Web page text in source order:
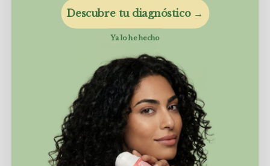
Descubre tu diagnóstico →
Ya lo he hecho